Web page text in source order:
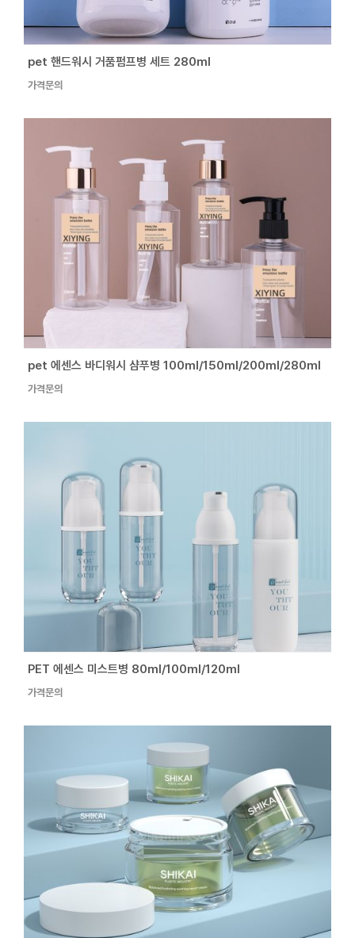
pet 핸드워시 거품펌프병 세트 280ml
가격문의
pet 에센스 바디워시 샴푸병 100ml/150ml/200ml/280ml
가격문의
PET 에센스 미스트병 80ml/100ml/120ml
가격문의